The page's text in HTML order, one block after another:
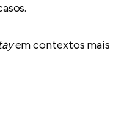
em contextos mais